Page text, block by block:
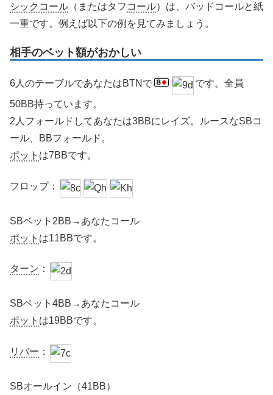
シックコール （またはタフ コール）は、バッドコールと紙
一重です。例えば以下の例を見てみましょう。
相手のベット額がおかしい
6人のテーブルであなたはBTNで です。全員
50BB持っています。
2人フォールドしてあなたは3BBにレイズ。ルースなSBコ
ール、BBフォールド。
ポット は7BBです。
フロップ：
SBベット2BB→あなたコール
ポット は11BBです。
ターン ：
SBベット4BB→あなたコール
ポット は19BBです。
リバー ：
SBオールイン（41BB）